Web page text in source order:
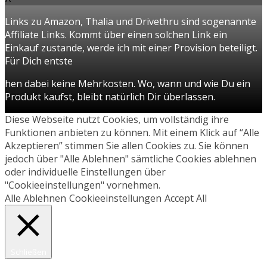
Links zu Amazon, Thalia und Drivethru sind sogenannte
Affiliate Links. Kommt über einen solchen Link ein
Einkauf zustande, werde ich mit einer Provision beteiligt.
Für Dich entste
hen dabei keine Mehrkosten. Wo, wann und wie Du ein
Produkt kaufst, bleibt natürlich Dir überlassen.
Diese Webseite nutzt Cookies, um vollständig ihre
Funktionen anbieten zu können. Mit einem Klick auf “Alle
Akzeptieren” stimmen Sie allen Cookies zu. Sie können
jedoch über "Alle Ablehnen" sämtliche Cookies ablehnen
oder individuelle Einstellungen über
"Cookieeinstellungen" vornehmen.
Alle Ablehnen Cookieeinstellungen Accept All